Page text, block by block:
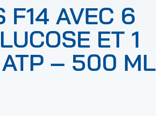
F14 AVEC 6
ET 1
– 500 ML